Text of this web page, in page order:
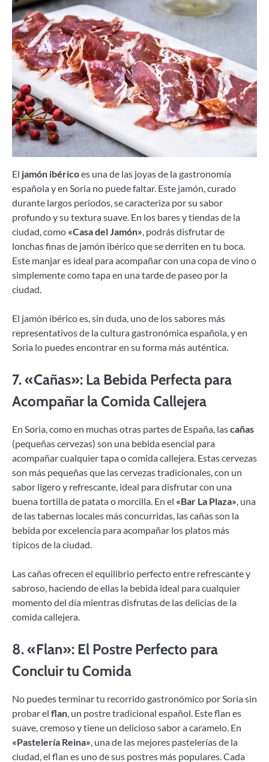
El jamón ibéricoes una de las joyas de la gastronomía
española y en Soria no puede faltar. Este jamón, curado
durante largos periodos, se caracteriza por su sabor
profundo y su textura suave. En los bares y tiendas de la
ciudad, como «Casa del Jamón» , podrás disfrutar de
lonchas finas de jamón ibérico que se derriten en tu boca.
Este manjar es ideal para acompañar con una copa de vino o
simplemente como tapa en una tarde de paseo por la
ciudad.
El jamón ibérico es, sin duda, uno de los sabores más
representativos de la cultura gastronómica española, y en
Soria lo puedes encontrar en su forma más auténtica.
7.«Cañas»: La Bebida Perfecta para
Acompañar la Comida Callejera
En Soria, como en muchas otras partes de España, lascañas
(pequeñas cervezas) son una bebida esencial para
acompañar cualquier tapa o comida callejera. Estas cervezas
son más pequeñas que las cervezas tradicionales, con un
sabor ligero y refrescante, ideal para disfrutar con una
buena tortilla de patata o morcilla. En el «Bar La Plaza», una
de las tabernas locales más concurridas, las cañas son la
bebida por excelencia para acompañar los platos más
típicos de la ciudad.
Las cañas ofrecen el equilibrio perfecto entre refrescante y
sabroso, haciendo de ellas la bebida ideal para cualquier
momento del día mientras disfrutas de las delicias de la
comida callejera.
8.«Flan»: El Postre Perfecto para
Concluir tu Comida
No puedes terminar tu recorrido gastronómico por Soria sin
probar el flan, un postre tradicional español. Este flan es
suave, cremoso y tiene un delicioso sabor a caramelo. En
«Pastelería Reina», una de las mejores pastelerías de la
ciudad, el flan es uno de sus postres más populares. Cada